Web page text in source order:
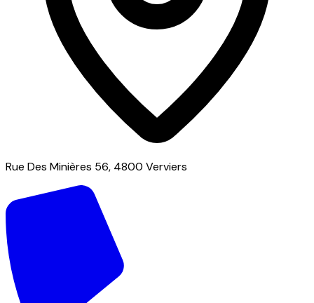
Rue Des Minières 56, 4800 Verviers